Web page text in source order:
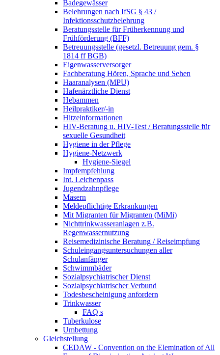
Badegewässer
Belehrungen nach IfSG § 43 /
Infektionsschutzbelehrung
Beratungsstelle für Früherkennung und
Frühförderung (BFF)
Betreuungsstelle (gesetzl. Betreuung gem. §
1814 ff BGB)
Eigenwasserversorger
Fachberatung Hören, Sprache und Sehen
Haaranalysen (MPU)
Hafenärztliche Dienst
Hebammen
Heilpraktiker/-in
Hitzeinformationen
HIV-Beratung u. HIV-Test / Beratungsstelle für
sexuelle Gesundheit
Hygiene in der Pflege
Hygiene-Netzwerk
Hygiene-Siegel
Impfempfehlung
Int. Leichenpass
Jugendzahnpflege
Masern
Meldepflichtige Erkrankungen
Mit Migranten für Migranten (MiMi)
Nichttrinkwasseranlagen z.B.
Regenwassernutzung
Reisemedizinische Beratung / Reiseimpfung
Schuleingangsuntersuchungen aller
Schulanfänger
Schwimmbäder
Sozialpsychiatrischer Dienst
Sozialpsychiatrischer Verbund
Todesbescheinigung anfordern
Trinkwasser
FAQ s
Tuberkulose
Umbettung
Gleichstellung
CEDAW - Convention on the Elemination of All